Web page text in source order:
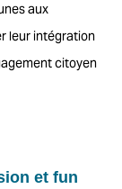
aux
leur intégration
citoyen
et fun